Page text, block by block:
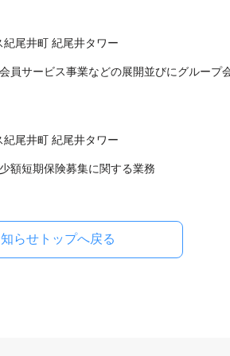
紀尾井町 紀尾井タワー
員サービス事業などの展開並びにグループ
紀尾井町 紀尾井タワー
額短期保険募集に関する業務
らせトップへ戻る